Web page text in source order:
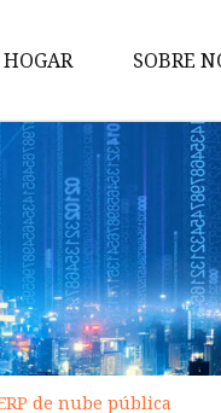
HOGAR SOBRE
de nube pública